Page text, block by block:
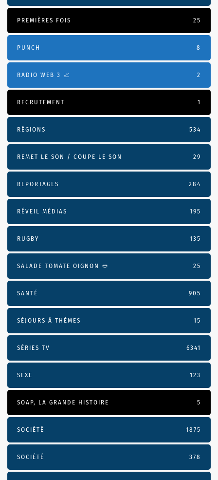
PREMIÈRES FOIS 25
PUNCH 8
RADIO WEB 3 📈 2
RECRUTEMENT 1
RÉGIONS 534
REMET LE SON / COUPE LE SON 29
REPORTAGES 284
RÉVEIL MÉDIAS 195
RUGBY 135
SALADE TOMATE OIGNON 🥙 25
SANTÉ 905
SÉJOURS À THÈMES 15
SÉRIES TV 6341
SEXE 123
SOAP, LA GRANDE HISTOIRE 5
SOCIÉTÉ 1875
SOCIÉTÉ 378